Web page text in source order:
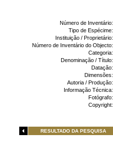
Número de Inventário:
Tipo de Espécime:
Instituição / Proprietário:
Número de Inventário do Objecto:
Categoria:
Denominação / Título:
Datação:
Dimensões:
Autoria / Produção:
Informação Técnica:
Fotógrafo:
Copyright:
RESULTADO DA PESQUISA